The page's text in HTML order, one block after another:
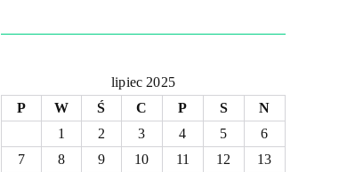
lipiec 2025
P
W Ś C P S
N
1
2 3 4 5
6
7
8 9 10 11 12
13